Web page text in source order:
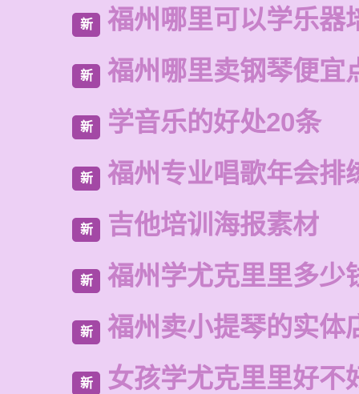
新 福州哪里可以学乐器
新 福州哪里卖钢琴便宜
新 学音乐的好处20条
新 福州专业唱歌年会排
新 吉他培训海报素材
新 福州学尤克里里多少
新 福州卖小提琴的实体
新 女孩学尤克里里好不